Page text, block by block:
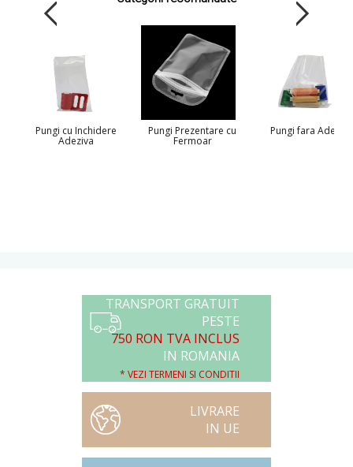
Pungi cu Inchidere
Adeziva
Pungi Prezentare cu
Fermoar
Pungi fara Adeziv
TRANSPORT GRATUIT
PESTE
750 RON TVA INCLUS
IN ROMANIA
* VEZI TERMENI SI CONDITII
LIVRARE
IN UE